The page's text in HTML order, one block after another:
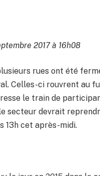
2017 à 16h08
rues ont été
Celles-ci rouvrent au
le train de
secteur devrait
13h cet après-midi.